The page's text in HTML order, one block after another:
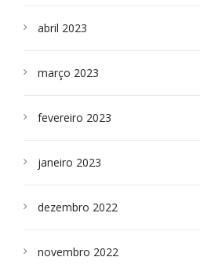
abril 2023
março 2023
fevereiro 2023
janeiro 2023
dezembro 2022
novembro 2022